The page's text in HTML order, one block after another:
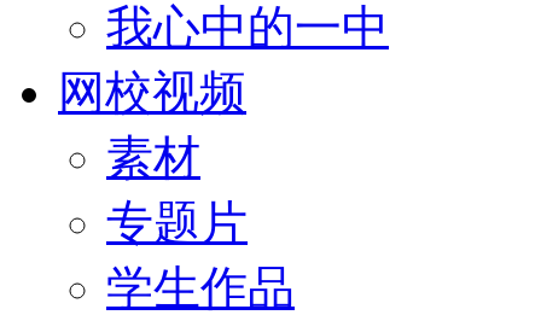
我心中的一中
网校视频
素材
专题片
学生作品